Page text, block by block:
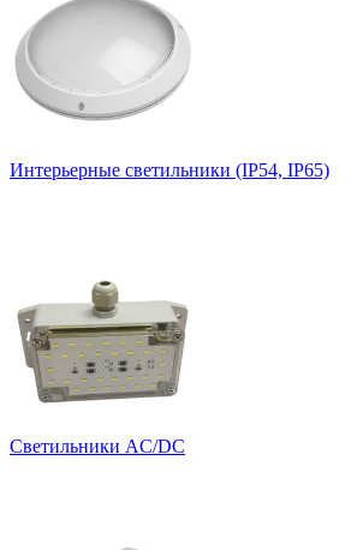
Интерьерные светильники (IP54, IP65)
Светильники AC/DC